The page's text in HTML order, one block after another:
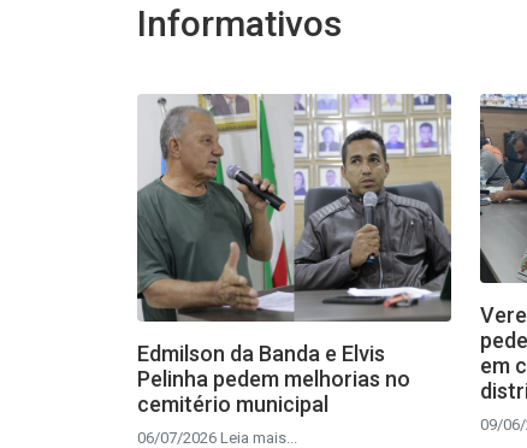
Informativos
Edmilson da Banda e Elvis
Pelinha pedem melhorias no
cemitério municipal
06/07/2026 Leia mais...
em
09/06/